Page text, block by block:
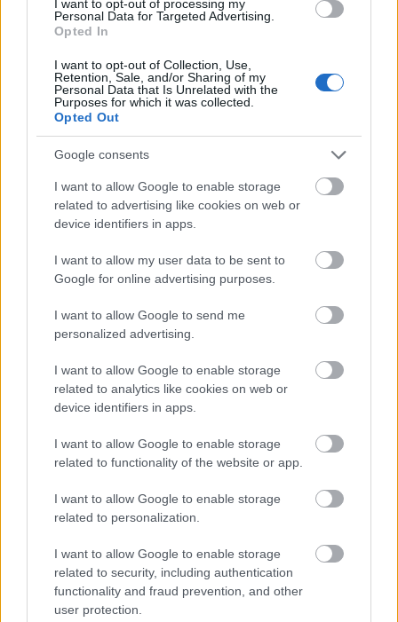
I want to opt-out of processing my
Personal Data for Targeted Advertising.
Opted In
I want to opt-out of Collection, Use,
Retention, Sale, and/or Sharing of my
Personal Data that Is Unrelated with the
Purposes for which it was collected.
Opted Out
Google consents
I want to allow Google to enable storage
related to advertising like cookies on web or
device identifiers in apps.
I want to allow my user data to be sent to
Google for online advertising purposes.
I want to allow Google to send me
personalized advertising.
I want to allow Google to enable storage
related to analytics like cookies on web or
device identifiers in apps.
I want to allow Google to enable storage
related to functionality of the website or app.
I want to allow Google to enable storage
related to personalization.
I want to allow Google to enable storage
related to security, including authentication
functionality and fraud prevention, and other
user protection.
Volkova Sisters – Das Mädel und die Dunkelheit
A Volkova Sisters klipjei inkább avantgárd
filmalkotások, mint „sima” zenei videók. A magyarul
a lány és a sötétségcímű számban egy képkivágásból
láthatunk egy vörösen világított szobát, ahol
látszólag csak két ember van, akikről a végén kiderül
nincsenek is egyedül, ráadásul az elején még a
akármikor nézhető videó, viszont ez pont a javára
válik. Bizarr, zord és mégis megkapó alkotás, ahogy
a Volkova-klipek mindig.